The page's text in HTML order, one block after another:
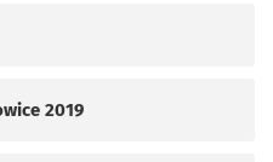
2019